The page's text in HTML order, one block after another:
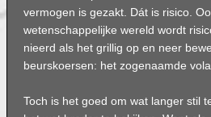
vermogen is gezakt. Dát is risico.
wetenschappelijke wereld wordt
nieerd als het grillig op en neer
beurskoersen: het zogenaamde
Toch is het goed om wat langer stil